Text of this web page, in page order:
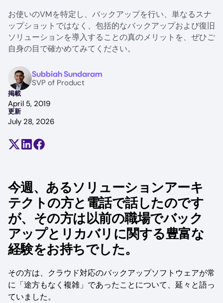
お使いのVMを特定し、バックアップを行い、単なるスナ
ップショットではなく、包括的なバックアップおよび復旧
ソリューションを導入することの真のメリットを、ぜひご
自身の目で確かめてみてください。
ImageSubbiah Sundaram
SVP of Product
掲載
April 5, 2019
更新
July 28, 2026
Share on X (formerly Twitter)
Share on LinkedIn
Share on Facebook
今週、あるソリューションアーキ
テクトの方と電話で話したのです
が、その方は以前の職場でバック
アップとリカバリに関する豊富な
経験をお持ちでした。
その方は、クラウド対応のバックアップソフトウェアが常
に「途方もなく複雑」であったことについて、延々と語っ
ていました。